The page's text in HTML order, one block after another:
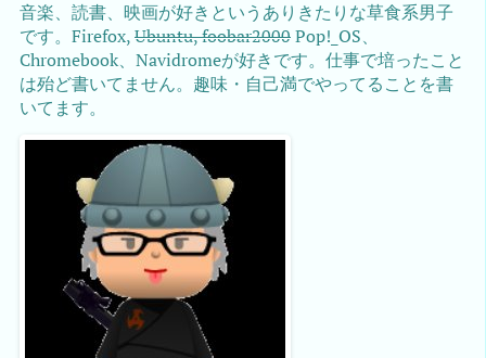
音楽、読書、映画が好きというありきたりな草食系男子
です。Firefox,Ubuntu, foobar2000Pop!_OS、
Chromebook、Navidromeが好きです。仕事で培ったこと
は殆ど書いてません。趣味・自己満でやってることを書
いてます。